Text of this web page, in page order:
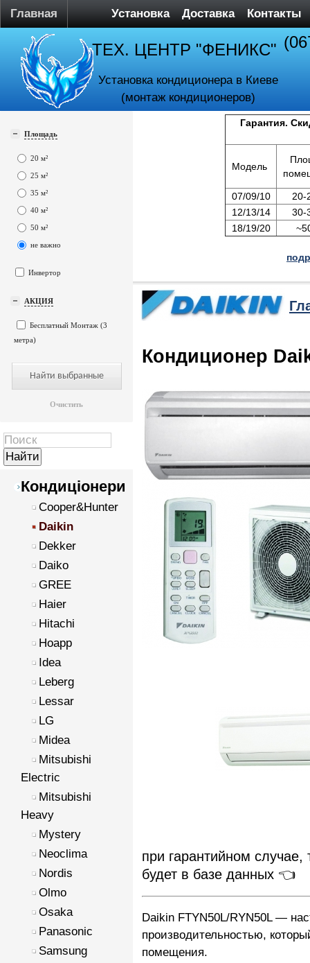
Главная Установка Доставка Контакты
ТЕХ. ЦЕНТР "ФЕНИКС"
Установка кондиционера в Киеве
(монтаж кондиционеров)
Площадь
20 м²
25 м²
35 м²
40 м²
50 м²
не важно
Инвертор
АКЦИЯ
Бесплатный Монтаж (3
метра)
Очистить
Кондиціонери
Cooper&Hunter
Daikin
Dekker
Daiko
GREE
Haier
Hitachi
Hoapp
Idea
Leberg
Lessar
LG
Midea
Mitsubishi
Electric
Mitsubishi
Heavy
Mystery
Neoclima
Nordis
Olmo
Osaka
Panasonic
Samsung
Гарантия.
Модель
07/09/10
20-
12/13/14
30-
18/19/20
Кондиционер
при гарантийном случае,
будет в базе данных 👈
Daikin FTYN50L/RYN50L —
производительностью,
помещения.